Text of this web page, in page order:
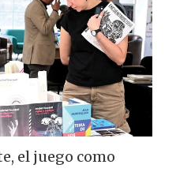
el juego como